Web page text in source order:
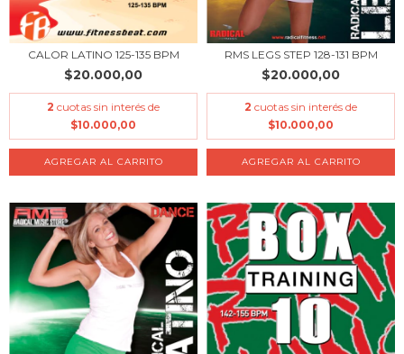
CALOR LATINO 125-135 BPM
$20.000,00
2 cuotas sin interés de
$10.000,00
RMS LEGS STEP 128-131 BPM
$20.000,00
2 cuotas sin interés de
$10.000,00